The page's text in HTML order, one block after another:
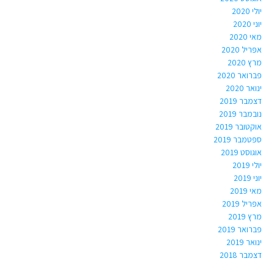
יולי 2020
יוני 2020
מאי 2020
אפריל 2020
מרץ 2020
פברואר 2020
ינואר 2020
דצמבר 2019
נובמבר 2019
אוקטובר 2019
ספטמבר 2019
אוגוסט 2019
יולי 2019
יוני 2019
מאי 2019
אפריל 2019
מרץ 2019
פברואר 2019
ינואר 2019
דצמבר 2018